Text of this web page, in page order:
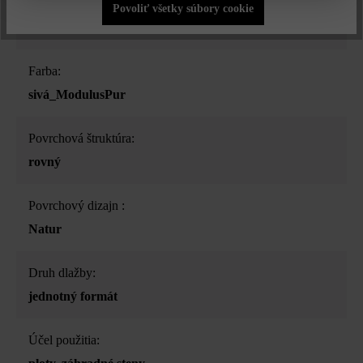
plotová a múrová tvárnica
Farba:
sivá_ModulusPur
Povrchová štruktúra:
rovný
Povrchový dizajn :
Natur
Druh dlažby:
jednotný formát
Účel použitia:
Povoliť všetky súbory cookie